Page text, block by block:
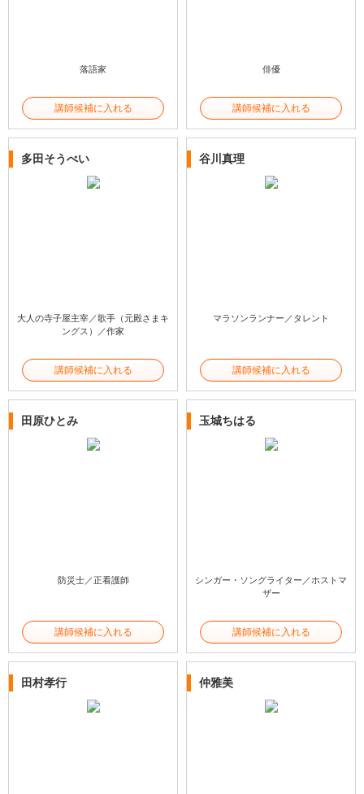
落語家
講師候補に入れる
俳優
講師候補に入れる
多田そうべい
大人の寺子屋主宰／歌手（元殿さまキ
ングス）／作家
講師候補に入れる
谷川真理
マラソンランナー／タレント
講師候補に入れる
田原ひとみ
防災士／正看護師
講師候補に入れる
玉城ちはる
シンガー・ソングライター／ホストマ
ザー
講師候補に入れる
田村孝行 仲雅美